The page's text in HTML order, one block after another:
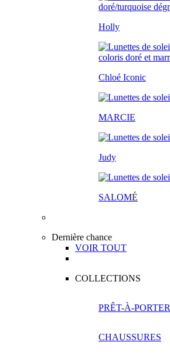
Holly
Chloé Iconic
MARCIE
Judy
SALOMÉ
Dernière chance
VOIR TOUT
COLLECTIONS
PRÊT-À-PORTER
CHAUSSURES